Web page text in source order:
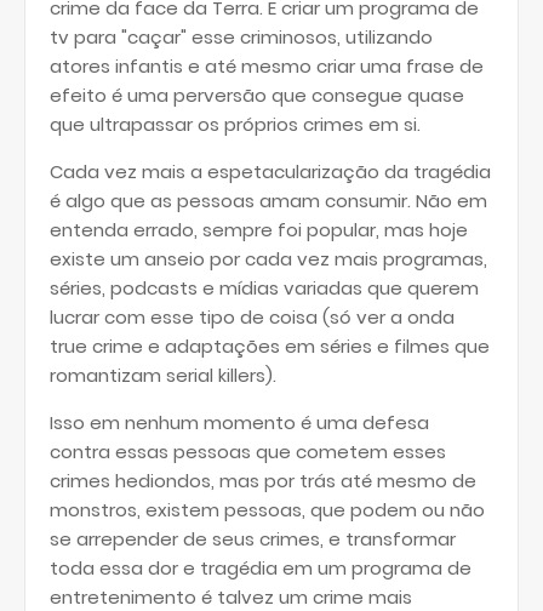
crime da face da Terra. E criar um programa de
tv para "caçar" esse criminosos, utilizando
atores infantis e até mesmo criar uma frase de
efeito é uma perversão que consegue quase
que ultrapassar os próprios crimes em si.
Cada vez mais a espetacularização da tragédia
é algo que as pessoas amam consumir. Não em
entenda errado, sempre foi popular, mas hoje
existe um anseio por cada vez mais programas,
séries, podcasts e mídias variadas que querem
lucrar com esse tipo de coisa (só ver a onda
true crime e adaptações em séries e filmes que
romantizam serial killers).
Isso em nenhum momento é uma defesa
contra essas pessoas que cometem esses
crimes hediondos, mas por trás até mesmo de
monstros, existem pessoas, que podem ou não
se arrepender de seus crimes, e transformar
toda essa dor e tragédia em um programa de
entretenimento é talvez um crime mais